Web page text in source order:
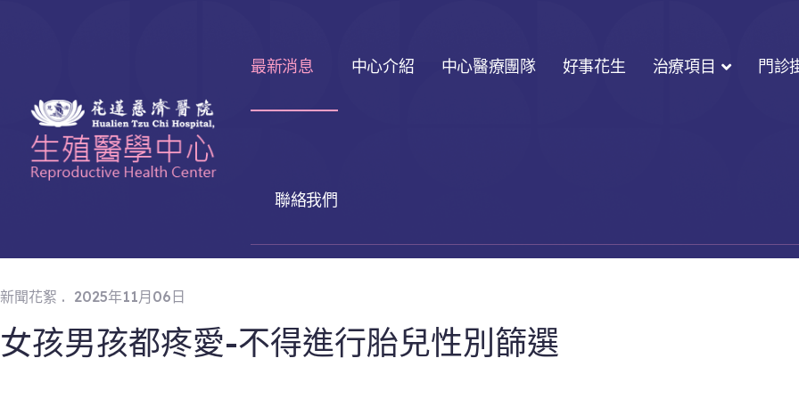
最新消息 中心介紹 中心醫療團隊 好事花生 治療項目 門診
聯絡我們
新聞花絮 2025年11月06日
女孩男孩都疼愛-不得進行胎兒性別篩選